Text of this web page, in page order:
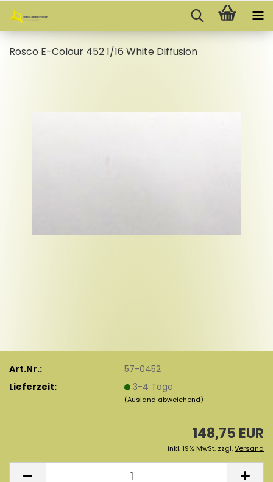
Rosco E-​Colour 452 1/16 White Dif­fu­si­on
Art.Nr.:
57-0452
Lieferzeit:
3-4 Tage
(Ausland abweichend)
148,75 EUR
inkl. 19% MwSt. zzgl.Versand